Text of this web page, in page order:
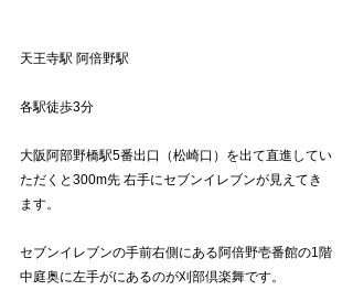
天王寺駅 阿倍野駅
各駅徒歩3分
大阪阿部野橋駅5番出口（松崎口）を出て直進してい
ただくと300m先 右手にセブンイレブンが見えてき
ます。
セブンイレブンの手前右側にある阿倍野壱番館の1階
中庭奥に左手がにあるのが刈部倶楽舞です。